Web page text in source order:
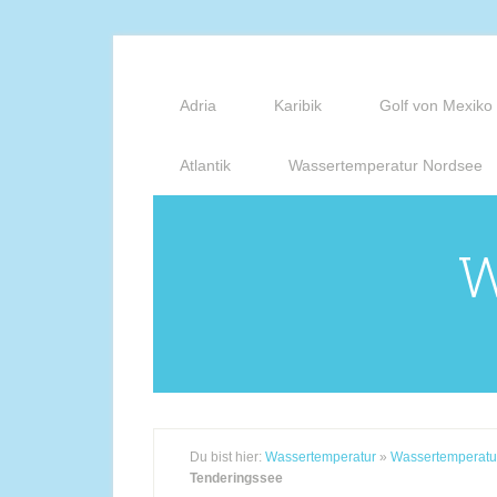
Adria Karibik Golf von Mexiko
Atlantik Wassertemperatur Nordsee
Du bist hier: Wassertemperatur »
Tenderingssee